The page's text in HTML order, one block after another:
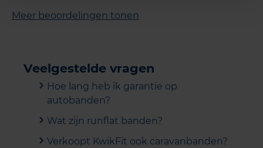
Meer beoordelingen tonen
Veelgestelde vragen
Hoe lang heb ik garantie op
autobanden?
Wat zijn runflat banden?
Verkoopt KwikFit ook caravanbanden?